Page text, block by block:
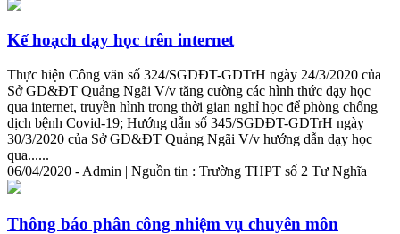
Kế hoạch dạy học trên internet
Thực hiện Công văn số 324/SGDĐT-GDTrH ngày 24/3/2020 của
Sở GD&ĐT Quảng Ngãi V/v tăng cường các hình thức dạy học
qua internet, truyền hình trong thời gian nghỉ học để phòng chống
dịch bệnh Covid-19; Hướng dẫn số 345/SGDĐT-GDTrH ngày
30/3/2020 của Sở GD&ĐT Quảng Ngãi V/v hướng dẫn dạy học
qua......
06/04/2020 - Admin | Nguồn tin : Trường THPT số 2 Tư Nghĩa
Thông báo phân công nhiệm vụ chuyên môn